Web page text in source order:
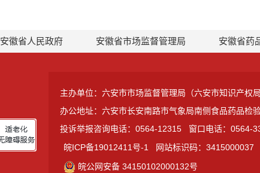
安徽省人民政府 安徽省市场监督管理局 安徽省药
主办单位：六安市市场监督管理局（六安市知识产权局
办公地址：六安市长安南路市气象局南侧食品药品检
投诉举报咨询电话：0564-12315
窗口电话：0564-
皖ICP备19012411号-1
网站标识码：3415000037
皖公网安备 34150102000132号